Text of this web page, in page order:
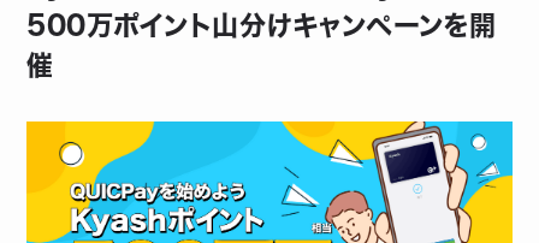
500万ポイント山分けキャンペーンを開
催